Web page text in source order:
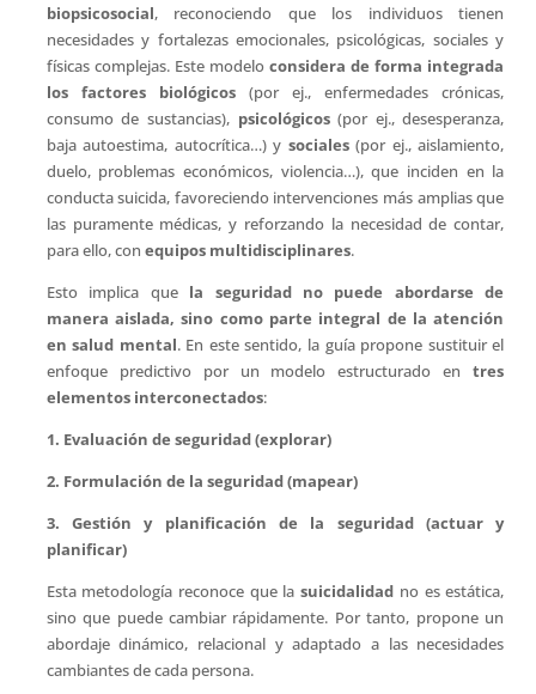
biopsicosocial, reconociendo que los individuos tienen
necesidades y fortalezas emocionales, psicológicas, sociales y
físicas complejas. Este modeloconsidera de forma integrada
los factores biológicos (por ej., enfermedades crónicas,
consumo de sustancias), psicológicos(por ej., desesperanza,
baja autoestima, autocrítica…) y sociales(por ej., aislamiento,
duelo, problemas económicos, violencia…), que inciden en la
conducta suicida, favoreciendo intervenciones más amplias que
las puramente médicas, y reforzando la necesidad de contar,
para ello, con equipos multidisciplinares.
Esto implica que la seguridad no puede abordarse de
manera aislada, sino como parte integral de la atención
en salud mental. En este sentido, la guía propone sustituir el
enfoque predictivo por un modelo estructurado entres
elementos interconectados:
1. Evaluación de seguridad (explorar)
2. Formulación de la seguridad (mapear)
3. Gestión y planificación de la seguridad (actuar y
planificar)
Esta metodología reconoce que lasuicidalidad no es estática,
sino que puede cambiar rápidamente. Por tanto, propone un
abordaje dinámico, relacional y adaptado a las necesidades
cambiantes de cada persona.